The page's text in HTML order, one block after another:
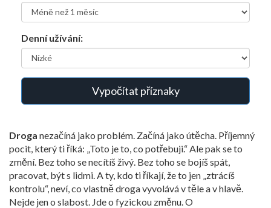
Denní užívání:
Vypočítat příznaky
Droga nezačíná jako problém. Začíná jako útěcha. Příjemný
pocit, který ti říká: „Toto je to, co potřebuji.“ Ale pak se to
změní. Bez toho se necítíš živý. Bez toho se bojíš spát,
pracovat, být s lidmi. A ty, kdo ti říkají, že to jen „ztrácíš
kontrolu“, neví, co vlastně droga vyvolává v těle a v hlavě.
Nejde jen o slabost. Jde o fyzickou změnu. O